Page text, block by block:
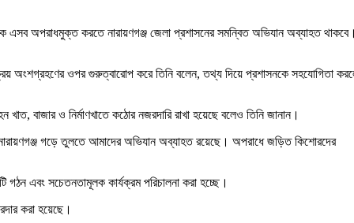
এসব অপরাধমুক্ত করতে নারায়ণগঞ্জ জেলা প্রশাসনের সমন্বিত অভিযান অব্যাহত
অংশগ্রহণের ওপর গুরুত্বারোপ করে তিনি বলেন, তথ্য দিয়ে প্রশাসনকে সহযোগিতা
বাজার ও নির্মাণখাতে কঠোর নজরদারি রাখা হয়েছে বলেও তিনি জানান।
নারায়ণগঞ্জ গড়ে তুলতে আমাদের অভিযান অব্যাহত রয়েছে। অপরাধে জড়িত কিশোরদের
গঠন এবং সচেতনতামূলক কার্যক্রম পরিচালনা করা হচ্ছে।
করা হয়েছে।